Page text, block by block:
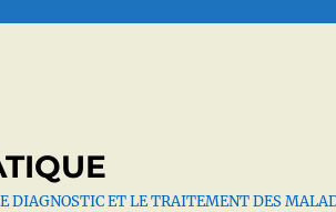
DIAGNOSTIC ET LE TRAITEMENT DES